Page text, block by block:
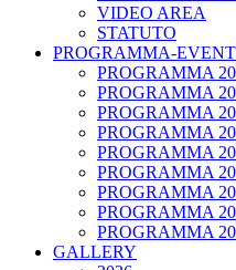
VIDEO AREA
STATUTO
PROGRAMMA-
PROGRAMMA
PROGRAMMA
PROGRAMMA
PROGRAMMA
PROGRAMMA
PROGRAMMA
PROGRAMMA
PROGRAMMA
PROGRAMMA
GALLERY